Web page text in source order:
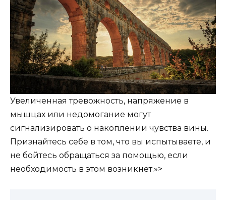
Увеличенная тревожность, напряжение в
мышцах или недомогание могут
сигнализировать о накоплении чувства вины.
Признайтесь себе в том, что вы испытываете, и
не бойтесь обращаться за помощью, если
необходимость в этом возникнет.»>